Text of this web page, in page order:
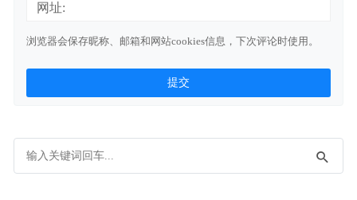
网址:
浏览器会保存昵称、邮箱和网站cookies信息，下次评论时使用。